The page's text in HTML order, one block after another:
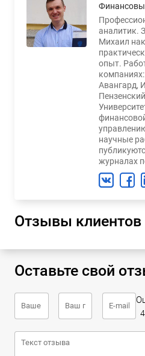
аналитик.
Михаил
опыт.
Авангард,
научные
журналах
Отзывы клиентов
Оставьте свой